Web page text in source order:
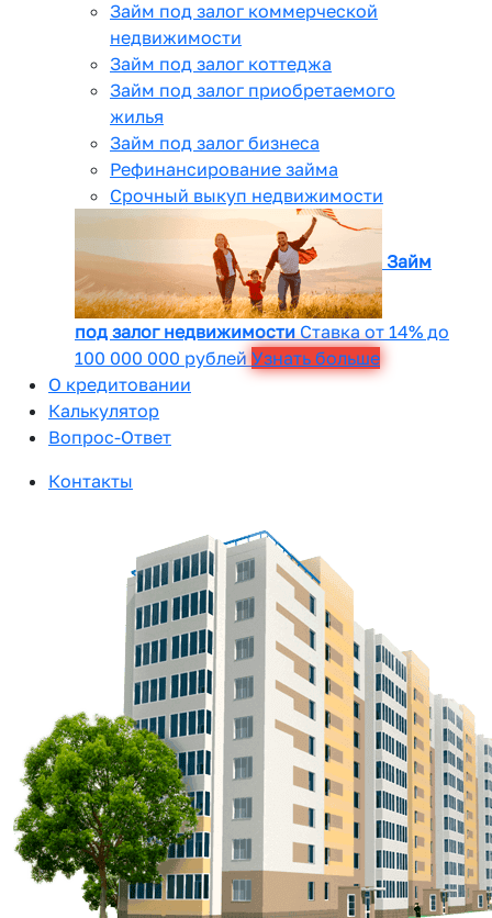
Займ под залог коммерческой
недвижимости
Займ под залог коттеджа
Займ под залог приобретаемого
жилья
Займ под залог бизнеса
Рефинансирование займа
Срочный выкуп недвижимости
Займ
под залог недвижимости Ставка от 14% до
100 000 000 рублей Узнать больше
О кредитовании
Калькулятор
Вопрос-Ответ
Контакты